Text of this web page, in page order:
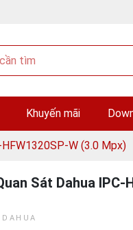
Khuyến mãi
W (3.0 Mpx)
Sát Dahua IPC-